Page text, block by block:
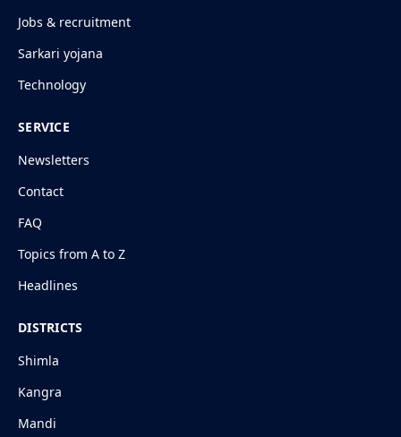
Jobs & recruitment
Sarkari yojana
Technology
SERVICE
Newsletters
Contact
FAQ
Topics from A to Z
Headlines
DISTRICTS
Shimla
Kangra
Mandi